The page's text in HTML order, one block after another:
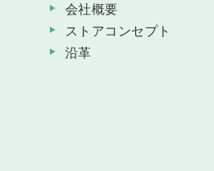
会社概要
ストアコンセプト
沿革